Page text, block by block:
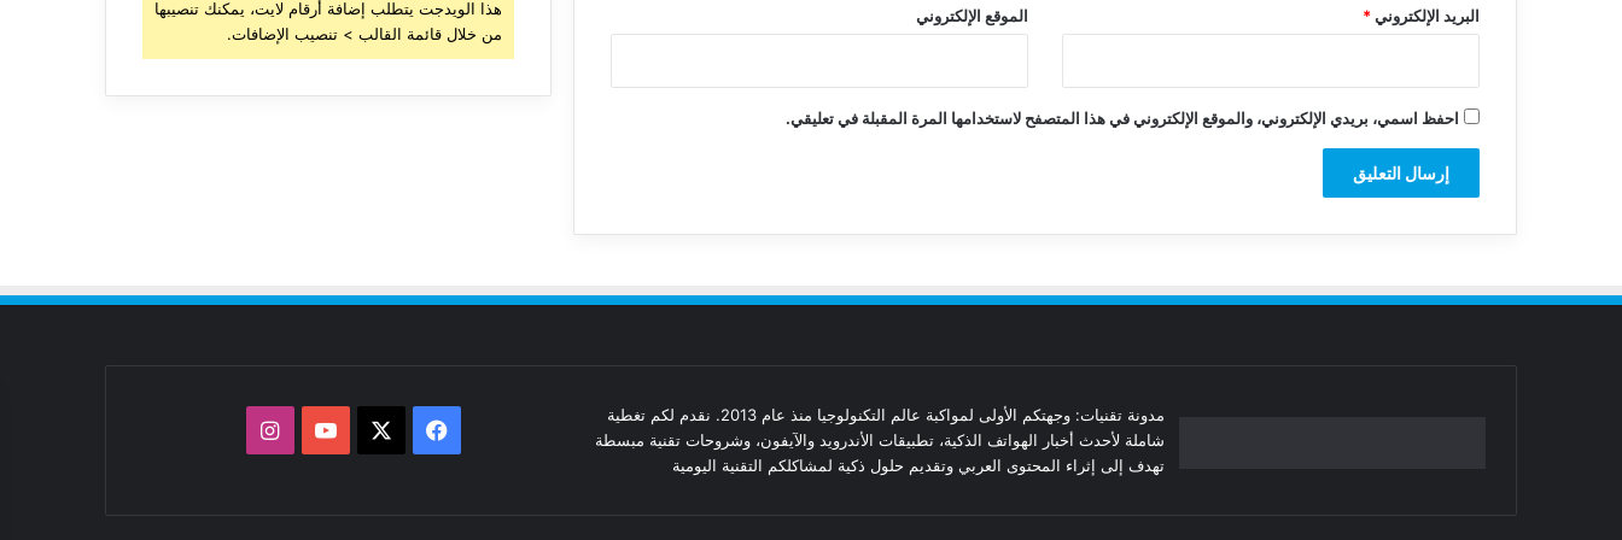
البريد الإلكتروني* الموقع الإلكتروني
احفظ اسمي، بريدي الإلكتروني، والموقع الإلكتروني في هذا المتصفح لاستخدامها المرة المقبلة في تعليقي.
هذا الويدجت يتطلب إضافة أرقام لايت، يمكنك تنصيبها
من خلال قائمة القالب > تنصيب الإضافات.
مدونة تقنيات: وجهتكم الأولى لمواكبة عالم التكنولوجيا منذ عام 2013. نقدم لكم تغطية
شاملة لأحدث أخبار الهواتف الذكية، تطبيقات الأندرويد والآيفون، وشروحات تقنية مبسطة
تهدف إلى إثراء المحتوى العربي وتقديم حلول ذكية لمشاكلكم التقنية اليومية
فيسبوك ‫YouTubeانستقرام